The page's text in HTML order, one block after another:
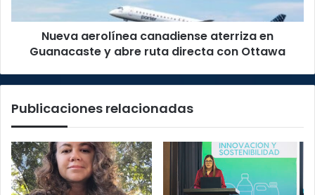
ruta
Nueva aerolínea canadiense aterriza en
Guanacaste y abre ruta directa con Ottawa
Publicaciones relacionadas